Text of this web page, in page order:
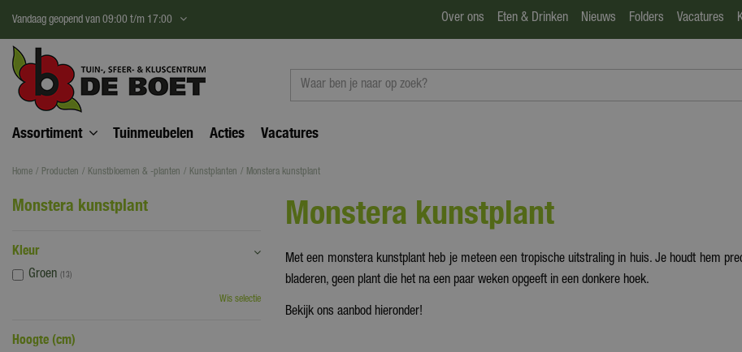
content
Home Producten Kunstbloemen & -planten Kunstplanten Monstera kunstplant
Vandaag geopend van 09:00 t/m 17:00 Over ons Eten & Drinken Nieuws Folders Vacatures
Assortiment Tuinmeubelen Acties Vacatures
Monstera kunstplant
Met een monstera kunstplant heb je meteen een tropische uitstraling in huis. Je houdt hem
bladeren, geen plant die het na een paar weken opgeeft in een donkere hoek.
Bekijk ons aanbod hieronder!
Monstera kunstplant
Kleur
Groen (13)
Wis selectie
Hoogte (cm)